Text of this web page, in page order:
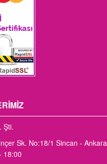
Şti.
Sk. No:18/1 Sincan - Ankara
18:00